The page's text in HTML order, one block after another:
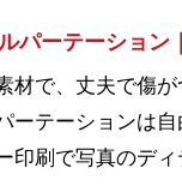
パーテーション
材で、丈夫で傷が
ーテーションは
印刷で写真のデ